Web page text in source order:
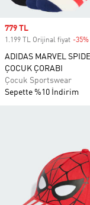
Sale price
779 TL
1.199 TL Orijinal fiyat -35%
ADIDAS MARVEL
ÇOCUK ÇORABI
Çocuk Sportswear
Sepette %10 İndirim